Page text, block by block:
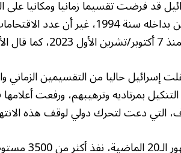
قد فرضت تقسيما زمانيا ومكانيا على
المستوطنين بداخله سنة
قال الأطرش.
إسرائيل حاليا من التقسيمين الزماني
بمرتاديه وترهيبهم، ورفعت
التي دعت لتحرك دولي لوقف هذه